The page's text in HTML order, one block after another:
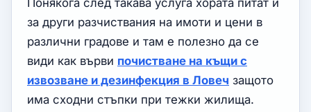
Понякога след такава услуга хората питат и
за други разчиствания на имоти и цени в
различни градове и там е полезно да се
види как върви почистване на къщи с
извозване и дезинфекция в Ловеч защото
има сходни стъпки при тежки жилища.